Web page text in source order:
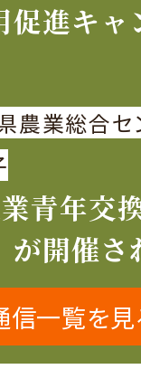
促進キャ
農業総合セ
青年交
が開催さ
信一覧を